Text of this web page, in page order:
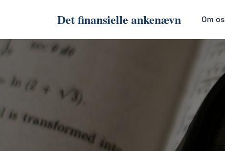
Det finansielle ankenævn Om os